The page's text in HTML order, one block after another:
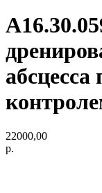
22000,00
р.